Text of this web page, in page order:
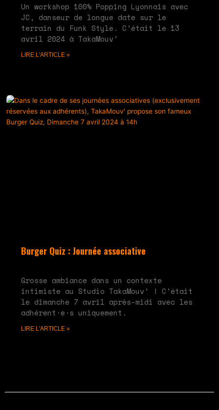
Un workshop 100% Popping Lyonnais avec
JC, danseur de longue date sur le
terrain du Funk Style. C’était le 13
avril 2024 à TakaMouv’
LIRE L'ARTICLE »
Burger Quiz : Journée associative
Grosse ambiance dans un contexte
intimiste au Studio TakaMouv’ ! C’était
le dimanche 7 avril après-midi avec les
adhérent·e·s uniquement.
LIRE L'ARTICLE »